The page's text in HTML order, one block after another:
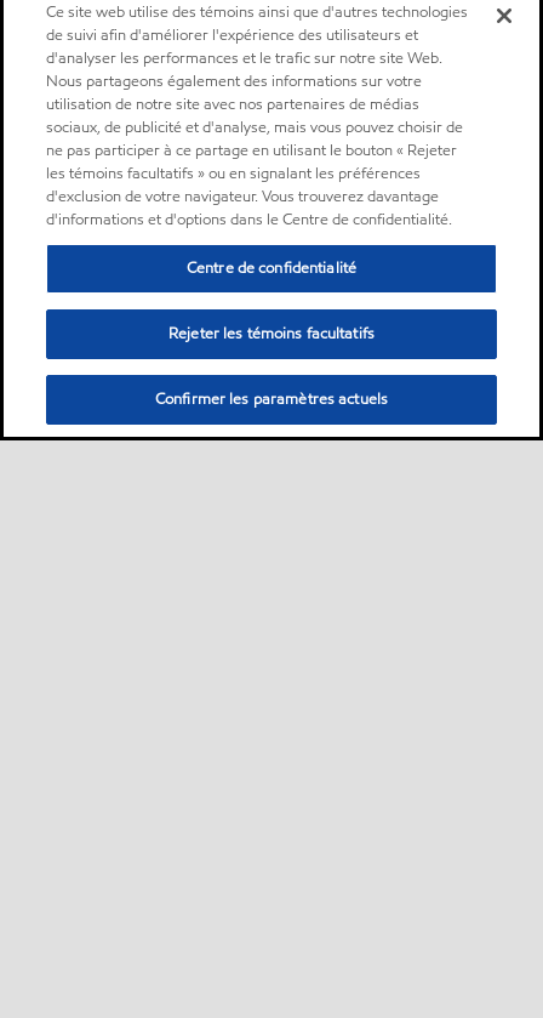
Ce site web utilise des témoins ainsi que d'autres technologies
de suivi afin d'améliorer l'expérience des utilisateurs et
d'analyser les performances et le trafic sur notre site Web.
Nous partageons également des informations sur votre
utilisation de notre site avec nos partenaires de médias
sociaux, de publicité et d'analyse, mais vous pouvez choisir de
ne pas participer à ce partage en utilisant le bouton « Rejeter
les témoins facultatifs » ou en signalant les préférences
d'exclusion de votre navigateur. Vous trouverez davantage
d'informations et d'options dans le Centre de confidentialité.
Centre de confidentialité
Rejeter les témoins facultatifs
Confirmer les paramètres actuels